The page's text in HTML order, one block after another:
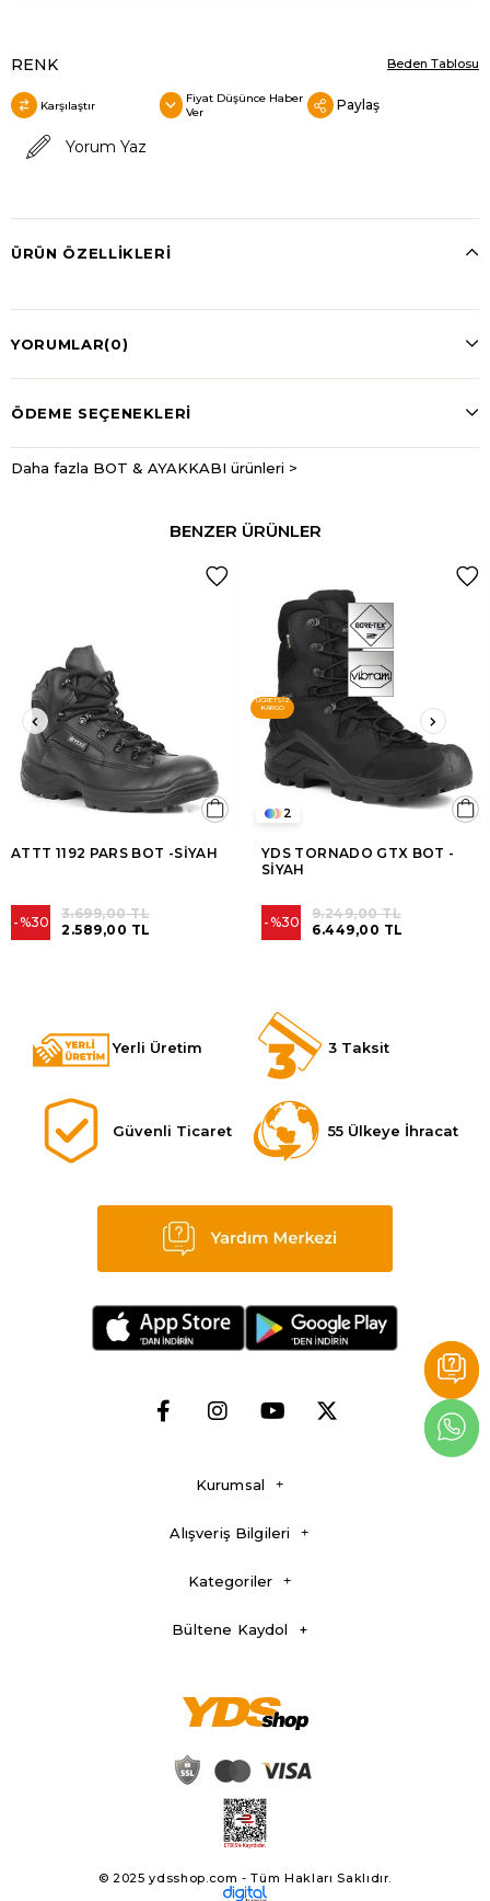
RENK Beden Tablosu
Karşılaştır
Fiyat Düşünce Haber
Ver
Paylaş
Yorum Yaz
ÜRÜN ÖZELLIKLERI
YORUMLAR(0)
ÖDEME SEÇENEKLERI
Daha fazla BOT & AYAKKABI ürünleri >
BENZER ÜRÜNLER
ATTT 1192 PARS BOT -SİYAH
%30 2.589,00 TL
3.699,00 TL
YDS TORNADO GTX BOT -
SİYAH
%30 6.449,00 TL
9.249,00 TL
2
ÜCRETSIZ
KARGO
Yerli Üretim 3 Taksit
Güvenli Ticaret 55 Ülkeye İhracat
Kurumsal
Alışveriş Bilgileri
Kategoriler
Bültene Kaydol
© 2025 ydsshop.com - Tüm Hakları Saklıdır.